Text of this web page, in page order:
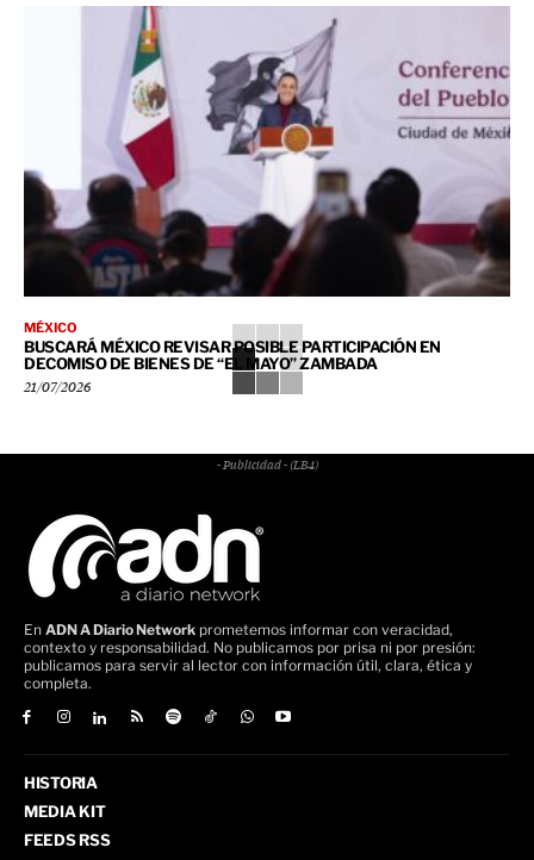
MÉXICO
BUSCARÁ MÉXICO REVISAR POSIBLE PARTICIPACIÓN EN
DECOMISO DE BIENES DE “EL MAYO” ZAMBADA
21/07/2026
- Publicidad - (LB4)
En ADN A Diario Network prometemos informar con veracidad,
contexto y responsabilidad. No publicamos por prisa ni por presión:
publicamos para servir al lector con información útil, clara, ética y
completa.
HISTORIA
MEDIA KIT
FEEDS RSS